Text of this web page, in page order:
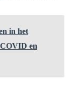
in het
en